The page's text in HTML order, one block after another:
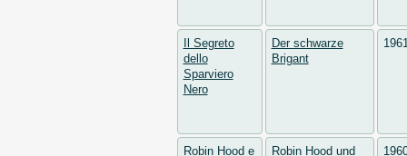
Il Segreto
dello
Sparviero
Nero
Der schwarze
Brigant
Robin Hood e
Robin Hood und